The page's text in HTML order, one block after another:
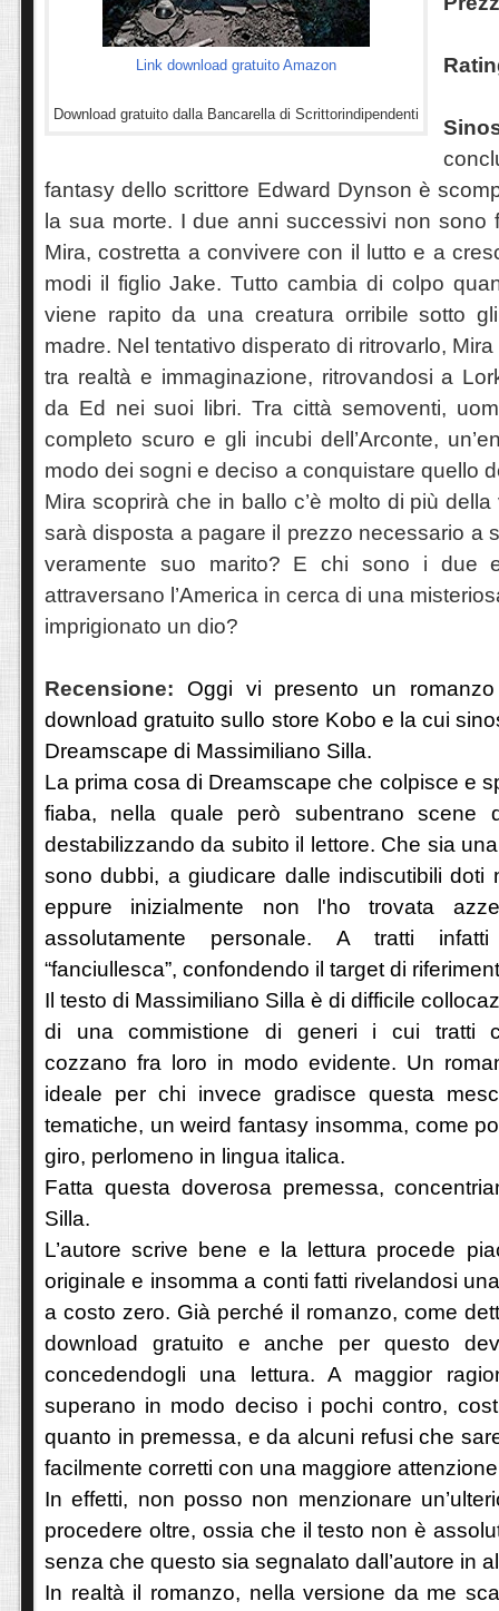
Link download gratuito Amazon
Download gratuito dalla Bancarella di Scrittorindipendenti
fantasy dello scrittore Edward Dynson è
la sua morte. I due anni successivi non sono
Mira, costretta a convivere con il lutto e a
modi il figlio Jake. Tutto cambia di colpo
viene rapito da una creatura orribile sotto
madre. Nel tentativo disperato di ritrovarlo,
tra realtà e immaginazione, ritrovandosi a
da Ed nei suoi libri. Tra città semoventi,
completo scuro e gli incubi dell’Arconte,
modo dei sogni e deciso a conquistare quello
Mira scoprirà che in ballo c’è molto di più
sarà disposta a pagare il prezzo necessario a
veramente suo marito? E chi sono i due
attraversano l’America in cerca di una
imprigionato un dio?
Recensione: Oggi vi presento un
download gratuito sullo store Kobo e la cui
Dreamscape di Massimiliano Silla.
La prima cosa di Dreamscape che colpisce e
fiaba, nella quale però subentrano scene
destabilizzando da subito il lettore. Che sia
sono dubbi, a giudicare dalle indiscutibili doti
eppure inizialmente non l'ho trovata
assolutamente personale. A tratti
“fanciullesca”, confondendo il target di
Il testo di Massimiliano Silla è di difficile
di una commistione di generi i cui tratti
cozzano fra loro in modo evidente. Un
ideale per chi invece gradisce questa
tematiche, un weird fantasy insomma, come
giro, perlomeno in lingua italica.
Fatta questa doverosa premessa,
Silla.
L’autore scrive bene e la lettura procede
originale e insomma a conti fatti rivelandosi
a costo zero. Già perché il romanzo, come
download gratuito e anche per questo
concedendogli una lettura. A maggior
superano in modo deciso i pochi contro,
quanto in premessa, e da alcuni refusi che
facilmente corretti con una maggiore
In effetti, non posso non menzionare
procedere oltre, ossia che il testo non è
senza che questo sia segnalato dall’autore in
In realtà il romanzo, nella versione da me